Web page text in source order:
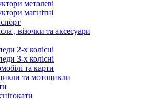
металеві
магнітні
, візочки та аксесуари
2-х колісні
3-х колісні
та карти
та мотоцикли